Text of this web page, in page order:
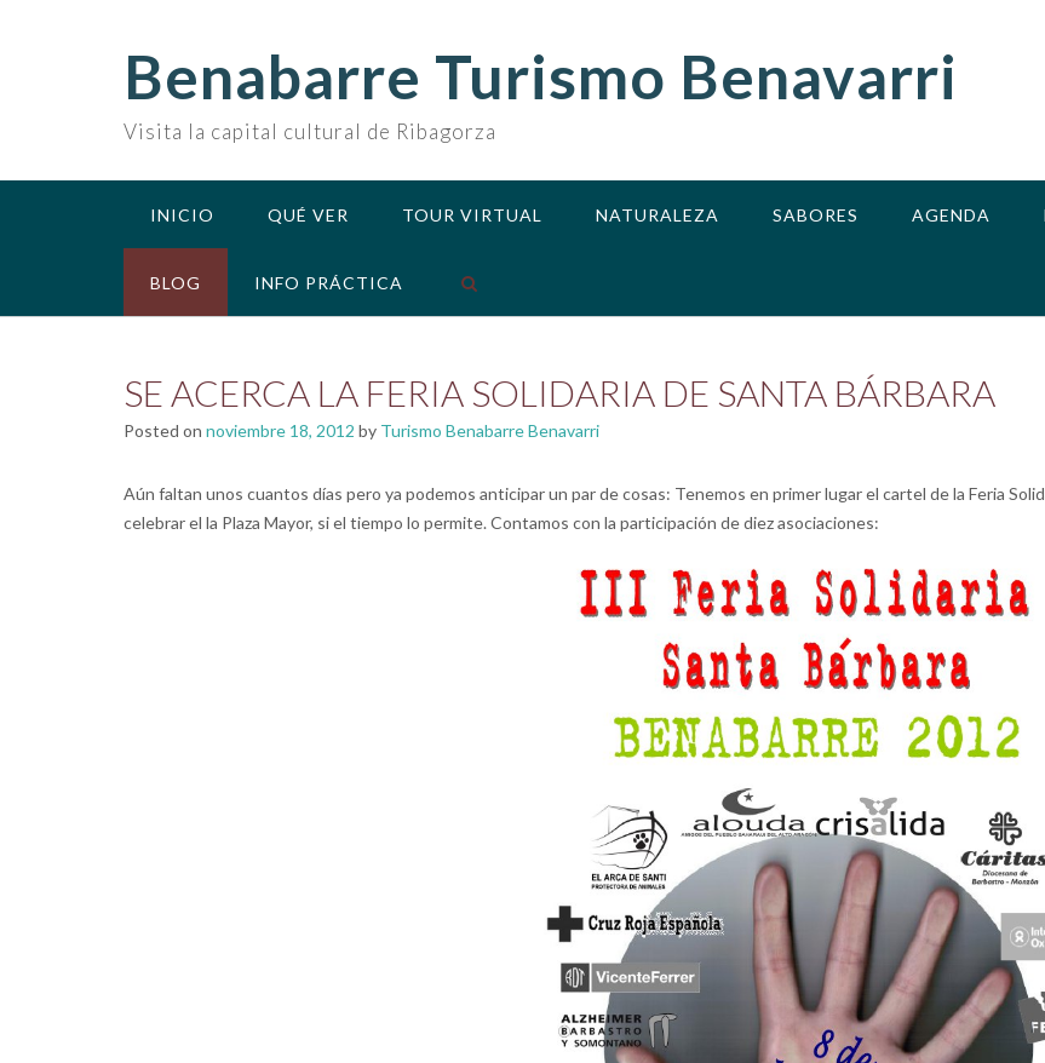
Benabarre Turismo Benavarri
Visita la capital cultural de Ribagorza
INICIO QUÉ VER TOUR VIRTUAL NATURALEZA SABORES AGENDA
BLOG INFO PRÁCTICA
SE ACERCA LA FERIA SOLIDARIA DE SANTA BÁRBARA
Posted on noviembre 18, 2012 by Turismo Benabarre Benavarri
Aún faltan unos cuantos días pero ya podemos anticipar un par de cosas: Tenemos en primer lugar el cartel de la Feria
celebrar el la Plaza Mayor, si el tiempo lo permite. Contamos con la participación de diez asociaciones: